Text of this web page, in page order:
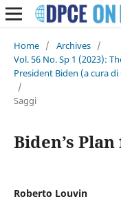
Home / Archives /
Vol. 56 No. Sp 1 (2023):
President Biden (a cura
/
Saggi
Biden’s
Roberto Louvin